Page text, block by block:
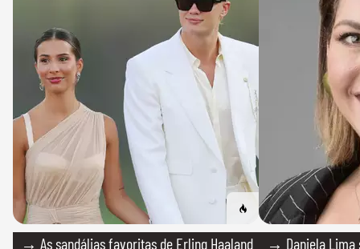
→ As sandálias favoritas de Erling Haaland → Daniela Lima